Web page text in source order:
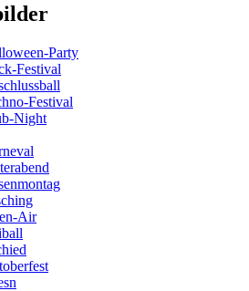
Party
Festival
Festival
Night
Air